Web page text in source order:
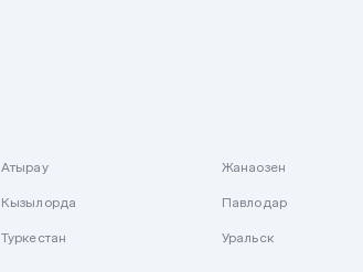
Атырау Жанаозен
Кызылорда Павлодар
Туркестан Уральск